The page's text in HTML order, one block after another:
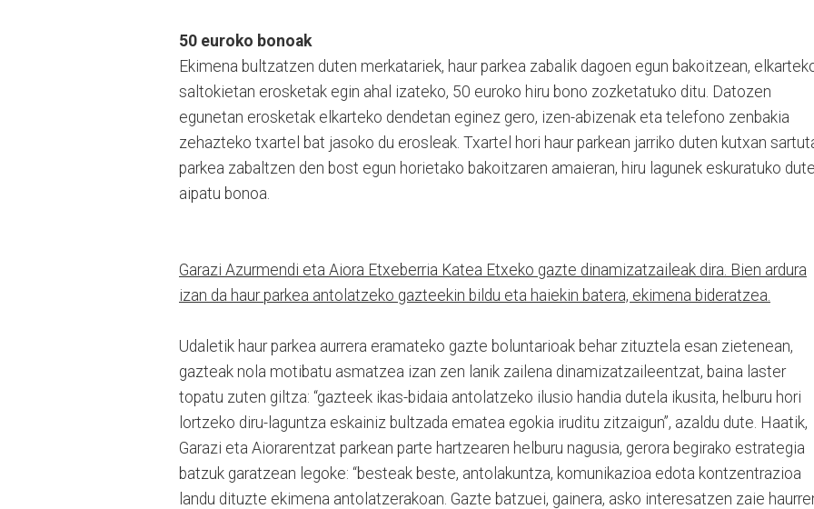
50 euroko bonoak
Ekimena bultzatzen duten merkatariek, haur parkea zabalik dagoen egun bakoitzean,
saltokietan erosketak egin ahal izateko, 50 euroko hiru bono zozketatuko ditu. Datozen
egunetan erosketak elkarteko dendetan eginez gero, izen-abizenak eta telefono zenbakia
zehazteko txartel bat jasoko du erosleak. Txartel hori haur parkean jarriko duten kutxan
parkea zabaltzen den bost egun horietako bakoitzaren amaieran, hiru lagunek eskuratuko dute
aipatu bonoa.
Garazi Azurmendi eta Aiora Etxeberria Katea Etxeko gazte dinamizatzaileak dira. Bien ardura
izan da haur parkea antolatzeko gazteekin bildu eta haiekin batera, ekimena bideratzea.
Udaletik haur parkea aurrera eramateko gazte boluntarioak behar zituztela esan zietenean,
gazteak nola motibatu asmatzea izan zen lanik zailena dinamizatzaileentzat, baina laster
topatu zuten giltza: “gazteek ikas-bidaia antolatzeko ilusio handia dutela ikusita, helburu hori
lortzeko diru-laguntza eskainiz bultzada ematea egokia iruditu zitzaigun”, azaldu dute. Haatik,
Garazi eta Aiorarentzat parkean parte hartzearen helburu nagusia, gerora begirako estrategia
batzuk garatzean legoke: “besteak beste, antolakuntza, komunikazioa edota kontzentrazioa
landu dituzte ekimena antolatzerakoan. Gazte batzuei, gainera, asko interesatzen zaie